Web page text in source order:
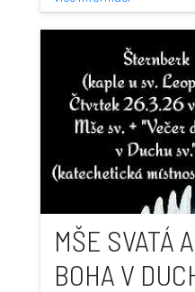
MŠE SVATÁ
BOHA V